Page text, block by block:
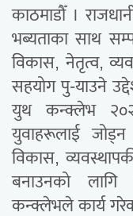
काठमाडौँ ।
भब्यताका साथ
विकास, नेतृत्व,
सहयोग पु-याउने
युथ कन्क्लेभ
युवाहरूलाई
विकास,
बनाउनको
कन्क्लेभले कार्य